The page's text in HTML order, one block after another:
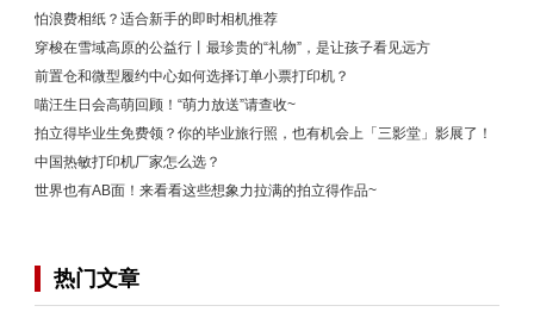
怕浪费相纸？适合新手的即时相机推荐
穿梭在雪域高原的公益行丨最珍贵的“礼物”，是让孩子看见远方
前置仓和微型履约中心如何选择订单小票打印机？
喵汪生日会高萌回顾！“萌力放送”请查收~
拍立得毕业生免费领？你的毕业旅行照，也有机会上「三影堂」影展了！
中国热敏打印机厂家怎么选？
世界也有AB面！来看看这些想象力拉满的拍立得作品~
热门文章